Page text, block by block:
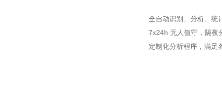
全自动识别、分析、统
7x24h 无人值守，隔夜
定制化分析程序，满足